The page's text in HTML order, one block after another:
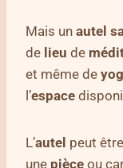
Mais un autel
de lieu de
et même de
l’espace
L’autel peut
une pièce ou